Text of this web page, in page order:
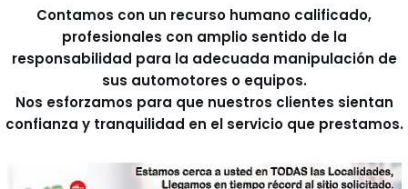
Contamos con un recurso humano calificado,
profesionales con amplio sentido de la
responsabilidad para la adecuada manipulación de
sus automotores o equipos.
Nos esforzamos para que nuestros clientes sientan
confianza y tranquilidad en el servicio que prestamos.